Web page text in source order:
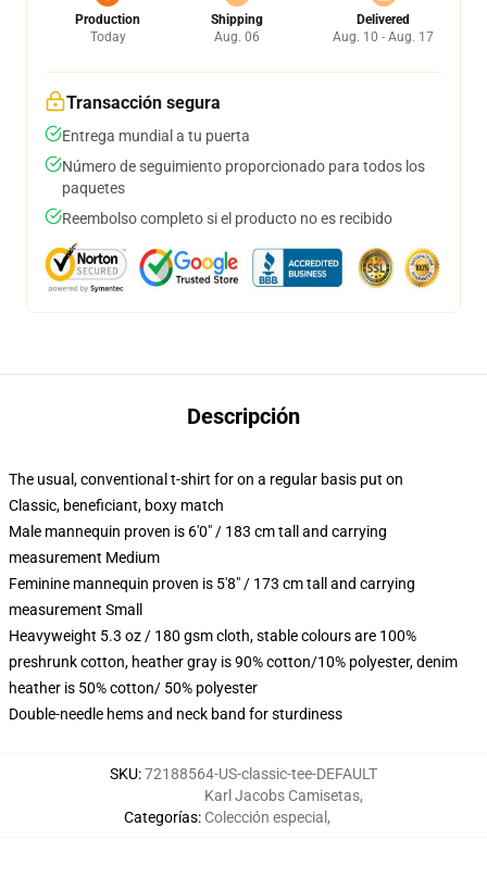
Production
Today
Shipping
Aug. 06
Delivered
Aug. 10 - Aug. 17
Transacción segura
Entrega mundial a tu puerta
Número de seguimiento proporcionado para todos los
paquetes
Reembolso completo si el producto no es recibido
Descripción
The usual, conventional t-shirt for on a regular basis put on
Classic, beneficiant, boxy match
Male mannequin proven is 6'0" / 183 cm tall and carrying
measurement Medium
Feminine mannequin proven is 5'8" / 173 cm tall and carrying
measurement Small
Heavyweight 5.3 oz / 180 gsm cloth, stable colours are 100%
preshrunk cotton, heather gray is 90% cotton/10% polyester, denim
heather is 50% cotton/ 50% polyester
Double-needle hems and neck band for sturdiness
SKU:72188564-US-classic-tee-DEFAULT
Categorías:
Karl Jacobs Camisetas,
Colección especial ,